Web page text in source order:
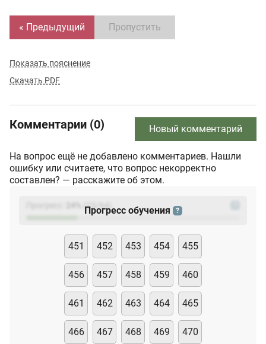
« Предыдущий Пропустить
Показать пояснение
Скачать PDF
Комментарии (0) Новый комментарий
На вопрос ещё не добавлено комментариев. Нашли
ошибку или считаете, что вопрос некорректно
составлен? — расскажите об этом.
(23
Прогресс обучения ?
451 452 453 454 455
456 457 458 459 460
461 462 463 464 465
466 467 468 469 470